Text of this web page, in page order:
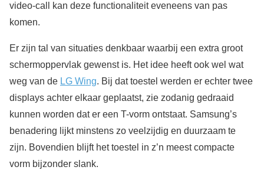
video-call kan deze functionaliteit eveneens van pas
komen.
Er zijn tal van situaties denkbaar waarbij een extra groot
schermoppervlak gewenst is. Het idee heeft ook wel wat
weg van de LG Wing. Bij dat toestel werden er echter twee
displays achter elkaar geplaatst, zie zodanig gedraaid
kunnen worden dat er een T-vorm ontstaat. Samsung’s
benadering lijkt minstens zo veelzijdig en duurzaam te
zijn. Bovendien blijft het toestel in z’n meest compacte
vorm bijzonder slank.